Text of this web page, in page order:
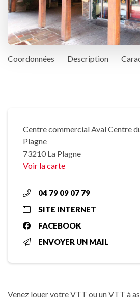
Coordonnées Description
Centre commercial Aval Centre
Plagne
73210 La Plagne
Voir la carte
04 79 09 07 79
SITE INTERNET
FACEBOOK
ENVOYER UN MAIL
Venez louer votre VTT ou un VTT à